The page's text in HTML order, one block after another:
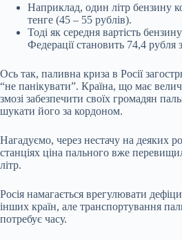
Наприклад, один літр бензину
тенге (45 – 55 рублів).
Тоді як середня вартість
Федерації становить 74,4 рубля
Ось так, паливна криза в Росії
“не панікувати”. Країна, що має
змозі забезпечити своїх громадян
шукати його за кордоном.
Нагадуємо, через нестачу на деяких
станціях ціна пального вже
літр.
Росія намагається врегулювати
інших країн, але транспортування
потребує часу.